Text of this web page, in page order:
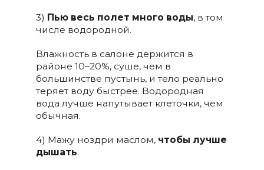
3) Пью весь полет много воды, в том
числе водородной.
Влажность в салоне держится в
районе 10–20%, суше, чем в
большинстве пустынь, и тело реально
теряет воду быстрее. Водородная
вода лучше напутывает клеточки, чем
обычная.
4) Мажу ноздри маслом, чтобы лучше
дышать.